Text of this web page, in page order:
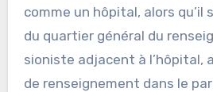
comme un hôpital, alors qu’il
du quartier général du
sioniste adjacent à l’hôpital,
de renseignement dans le